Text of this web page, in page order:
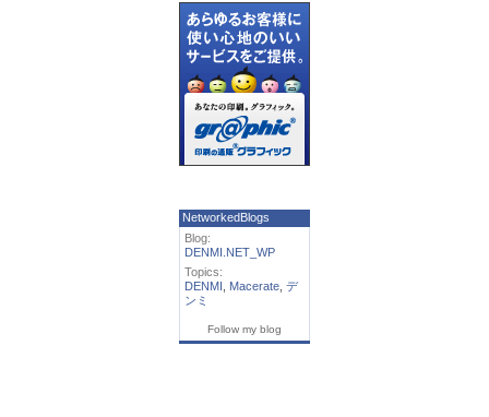
NetworkedBlogs
Blog:
DENMI.NET_WP
Topics:
DENMI
Macerate デ
ンミ
Follow my blog